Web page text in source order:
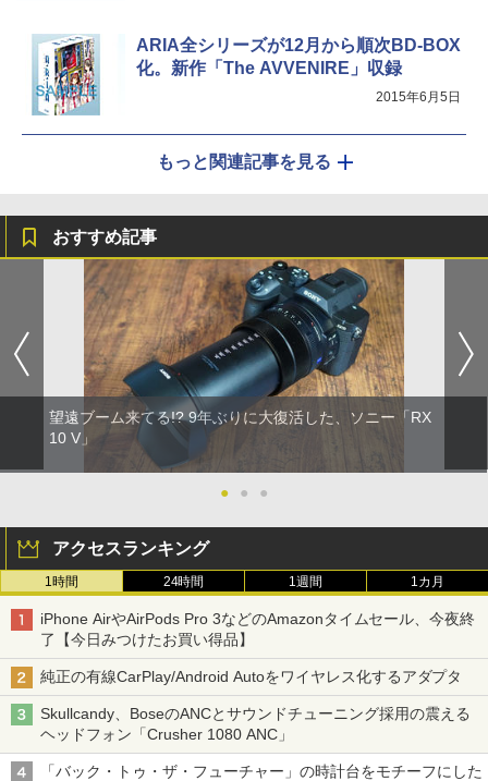
ARIA全シリーズが12月から順次BD-BOX
化。新作「The AVVENIRE」収録
2015年6月5日
もっと関連記事を見る
おすすめ記事
望遠ブーム来てる!? 9年ぶりに大復活した、ソニー「RX
10 V」
● ● ●
アクセスランキング
1時間 24時間 1週間 1カ月
iPhone AirやAirPods Pro 3などのAmazonタイムセール、今夜終
了【今日みつけたお買い得品】
純正の有線CarPlay/Android Autoをワイヤレス化するアダプタ
Skullcandy、BoseのANCとサウンドチューニング採用の震える
ヘッドフォン「Crusher 1080 ANC」
「バック・トゥ・ザ・フューチャー」の時計台をモチーフにした